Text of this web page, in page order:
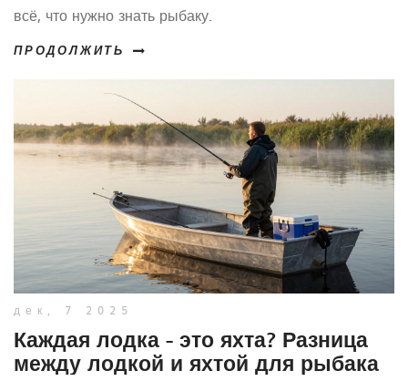
всё, что нужно знать рыбаку.
ПРОДОЛЖИТЬ
дек, 7 2025
Каждая лодка - это яхта? Разница
между лодкой и яхтой для рыбака